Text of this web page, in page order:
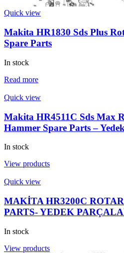
Quick view
Makita HR1830 Sds Plus
Spare Parts
In stock
Read more
Quick view
Makita HR4511C Sds Max
Hammer Spare Parts –
In stock
View products
Quick view
MAKİTA HR3200C
PARTS- YEDEK
In stock
View products